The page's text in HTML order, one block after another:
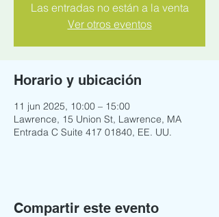
Las entradas no están a la venta
Ver otros eventos
Horario y ubicación
11 jun 2025, 10:00 – 15:00
Lawrence, 15 Union St, Lawrence, MA
Entrada C Suite 417 01840, EE. UU.
Compartir este evento